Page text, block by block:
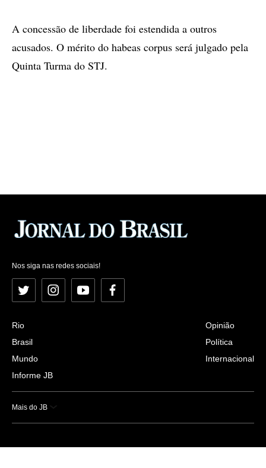
A concessão de liberdade foi estendida a outros
acusados. O mérito do habeas corpus será julgado pela
Quinta Turma do STJ.
Nos siga nas redes sociais!
Twitter InstagramYouTubeFacebook
Rio
Brasil
Mundo
Informe JB
Opinião
Política
Internacional
Mais do JB
Esportes